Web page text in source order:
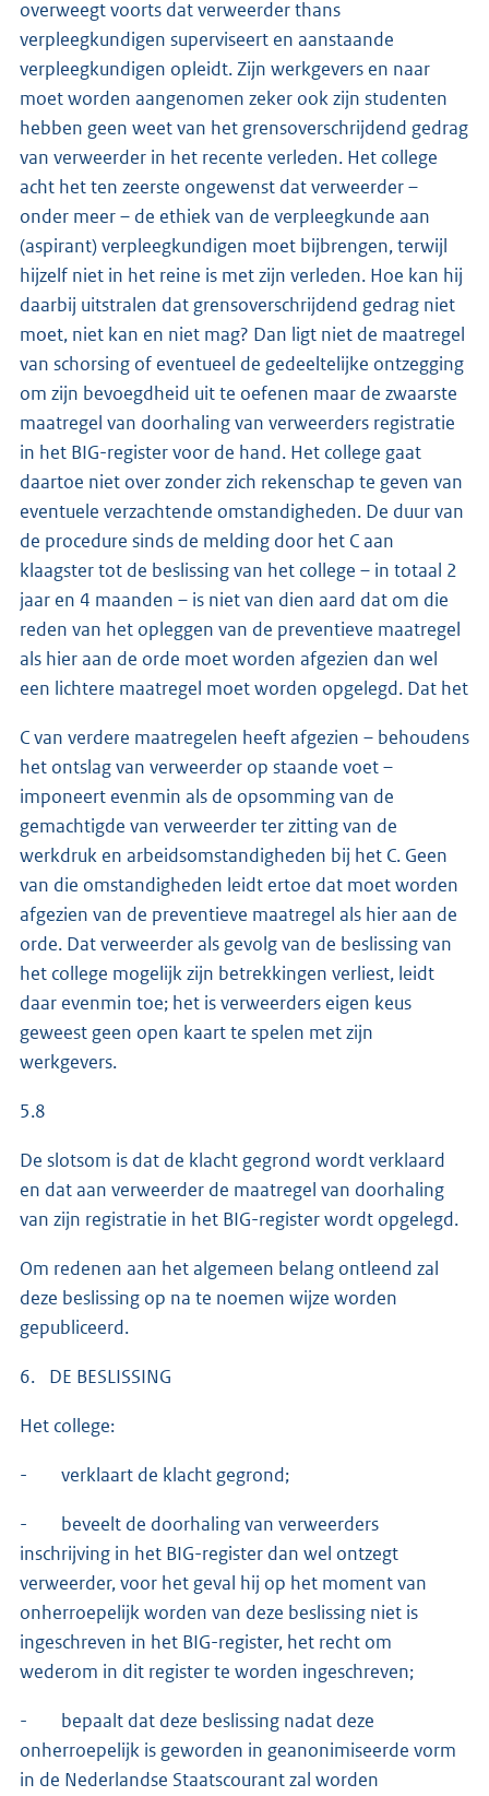
overweegt voorts dat verweerder thans
verpleegkundigen superviseert en aanstaande
verpleegkundigen opleidt. Zijn werkgevers en naar
moet worden aangenomen zeker ook zijn studenten
hebben geen weet van het grensoverschrijdend gedrag
van verweerder in het recente verleden. Het college
acht het ten zeerste ongewenst dat verweerder –
onder meer – de ethiek van de verpleegkunde aan
(aspirant) verpleegkundigen moet bijbrengen, terwijl
hijzelf niet in het reine is met zijn verleden. Hoe kan hij
daarbij uitstralen dat grensoverschrijdend gedrag niet
moet, niet kan en niet mag? Dan ligt niet de maatregel
van schorsing of eventueel de gedeeltelijke ontzegging
om zijn bevoegdheid uit te oefenen maar de zwaarste
maatregel van doorhaling van verweerders registratie
in het BIG-register voor de hand. Het college gaat
daartoe niet over zonder zich rekenschap te geven van
eventuele verzachtende omstandigheden. De duur van
de procedure sinds de melding door het C aan
klaagster tot de beslissing van het college – in totaal 2
jaar en 4 maanden – is niet van dien aard dat om die
reden van het opleggen van de preventieve maatregel
als hier aan de orde moet worden afgezien dan wel
een lichtere maatregel moet worden opgelegd. Dat het
C van verdere maatregelen heeft afgezien – behoudens
het ontslag van verweerder op staande voet –
imponeert evenmin als de opsomming van de
gemachtigde van verweerder ter zitting van de
werkdruk en arbeidsomstandigheden bij het C. Geen
van die omstandigheden leidt ertoe dat moet worden
afgezien van de preventieve maatregel als hier aan de
orde. Dat verweerder als gevolg van de beslissing van
het college mogelijk zijn betrekkingen verliest, leidt
daar evenmin toe; het is verweerders eigen keus
geweest geen open kaart te spelen met zijn
werkgevers.
5.8
De slotsom is dat de klacht gegrond wordt verklaard
en dat aan verweerder de maatregel van doorhaling
van zijn registratie in het BIG-register wordt opgelegd.
Om redenen aan het algemeen belang ontleend zal
deze beslissing op na te noemen wijze worden
gepubliceerd.
6. DE BESLISSING
Het college:
- verklaart de klacht gegrond;
- beveelt de doorhaling van verweerders
inschrijving in het BIG-register dan wel ontzegt
verweerder, voor het geval hij op het moment van
onherroepelijk worden van deze beslissing niet is
ingeschreven in het BIG-register, het recht om
wederom in dit register te worden ingeschreven;
- bepaalt dat deze beslissing nadat deze
onherroepelijk is geworden in geanonimiseerde vorm
in de Nederlandse Staatscourant zal worden